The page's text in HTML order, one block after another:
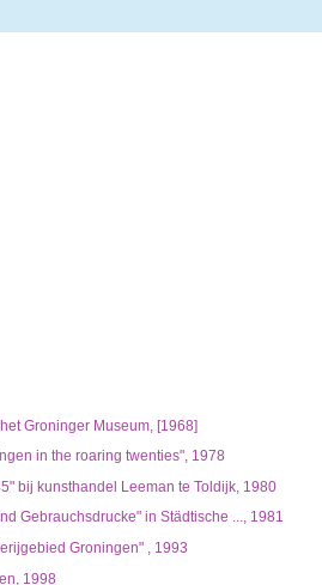
het archief, achtergronden van de
maken deel uit van de beschrijving op
Groninger Museum, [1968]
in the roaring twenties", 1978
bij kunsthandel Leeman te Toldijk, 1980
Gebrauchsdrucke" in Städtische ..., 1981
Groningen" , 1993
1998